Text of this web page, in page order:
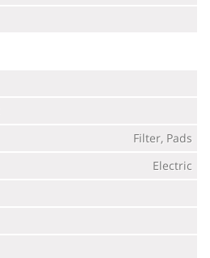
Filter, Pads
Electric